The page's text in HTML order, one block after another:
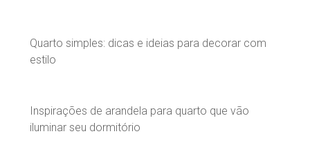
Quarto simples: dicas e ideias para decorar com
estilo
Inspirações de arandela para quarto que vão
iluminar seu dormitório